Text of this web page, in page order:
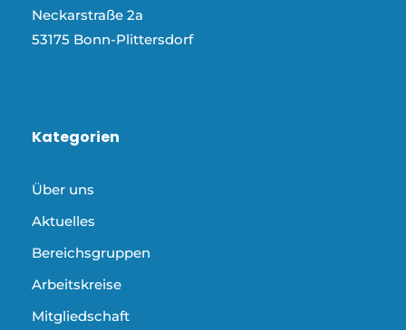
Neckarstraße 2a
53175 Bonn-Plittersdorf
Kategorien
Über uns
Aktuelles
Bereichsgruppen
Arbeitskreise
Mitgliedschaft